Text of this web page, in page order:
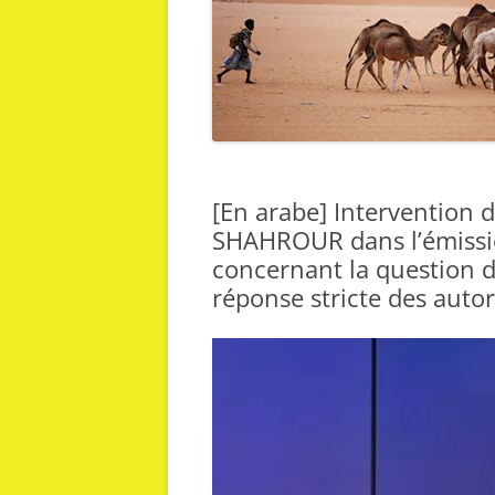
[En arabe] Intervention
SHAHROUR dans
concernant la question
réponse stricte des